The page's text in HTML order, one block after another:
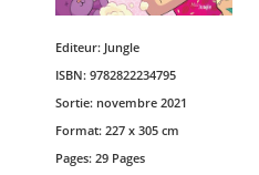
Editeur: Jungle
ISBN: 9782822234795
Sortie: novembre 2021
Format: 227 x 305 cm
Pages: 29 Pages